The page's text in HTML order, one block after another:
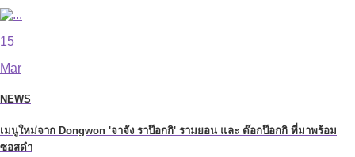
15
Mar
NEWS
เมนูใหม่จาก Dongwon 'จาจัง ราป๊อกกิ' รามยอน และ ต๊อกป๊อกกิ ที่มาพร้อม
ซอสดำ